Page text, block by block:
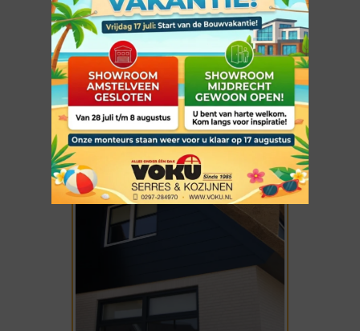
Vouwwanden
SOLARLUX
Aluminium en houten
Serres en Tuinkamers